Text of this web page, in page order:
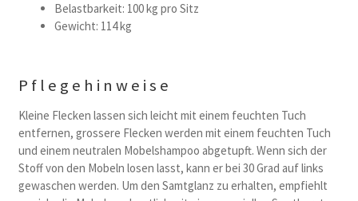
Belastbarkeit: 100 kg pro Sitz
Gewicht: 114 kg
Pflegehinweise
Kleine Flecken lassen sich leicht mit einem feuchten Tuch
entfernen, grossere Flecken werden mit einem feuchten Tuch
und einem neutralen Mobelshampoo abgetupft. Wenn sich der
Stoff von den Mobeln losen lasst, kann er bei 30 Grad auf links
gewaschen werden. Um den Samtglanz zu erhalten, empfiehlt